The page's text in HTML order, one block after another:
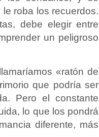
roba los recuerdos.
debe elegir entre
un peligroso
«ratón de
que podría ser
Pero el constante
lo que los pondrá
diferente, más